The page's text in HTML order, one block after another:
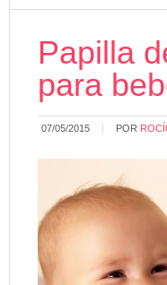
Papilla
para
07/05/2015 POR